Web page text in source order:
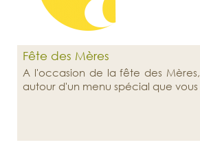
Fête des Mères
A l'occasion de la fête des
autour d'un menu spécial que